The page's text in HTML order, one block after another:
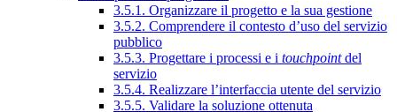
3.5.1. Organizzare il progetto e la sua gestione
3.5.2. Comprendere il contesto d’uso del servizio
pubblico
3.5.3. Progettare i processi e i touchpointdel
servizio
3.5.4. Realizzare l’interfaccia utente del servizio
3.5.5. Validare la soluzione ottenuta